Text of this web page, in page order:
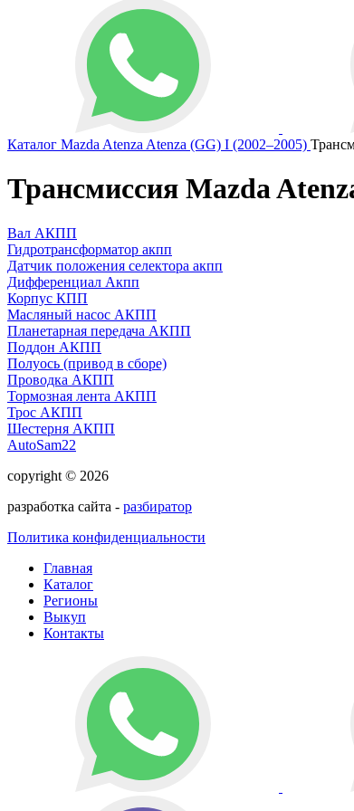
Каталог Mazda Atenza Atenza (GG) I (2002–2005)
Трансмиссия Mazda
Вал АКПП
Гидротрансформатор акпп
Датчик положения селектора акпп
Дифференциал Акпп
Корпус КПП
Масляный насос АКПП
Планетарная передача АКПП
Поддон АКПП
Полуось (привод в сборе)
Проводка АКПП
Тормозная лента АКПП
Трос АКПП
Шестерня АКПП
AutoSam22
copyright © 2026
разработка сайта - разбиратор
Политика конфиденциальности
Главная
Каталог
Регионы
Выкуп
Контакты